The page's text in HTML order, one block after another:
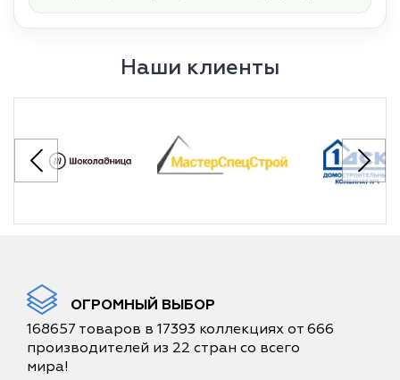
Наши клиенты
ОГРОМНЫЙ ВЫБОР
168657 товаров в 17393 коллекциях от 666
производителей из 22 стран со всего
мира!